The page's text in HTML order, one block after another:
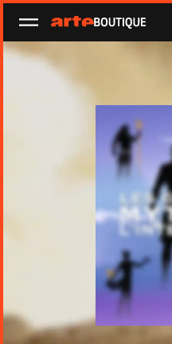
Ouvrir le menu